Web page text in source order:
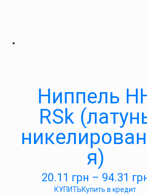
Ниппель
RSk
я)
20.11 грн – 94.31
КУПИТЬКупить в кредит